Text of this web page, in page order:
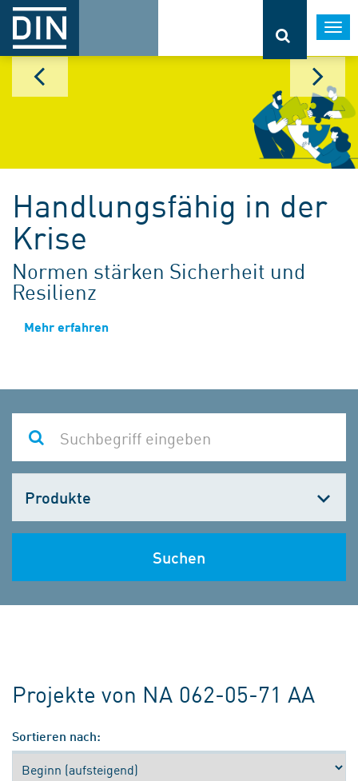
Handlungsfähig in der
Krise
Normen stärken Sicherheit und
Resilienz
Mehr erfahren
wählen
Suchen
Projekte von NA 062-05-71 AA
Sortieren nach: